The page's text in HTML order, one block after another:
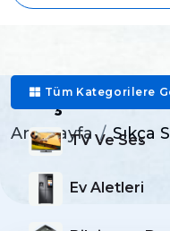
Tüm Kategorilere
TV Ve Ses
Ev Aletleri
Sıkça
Ana Sayfa Sıkça